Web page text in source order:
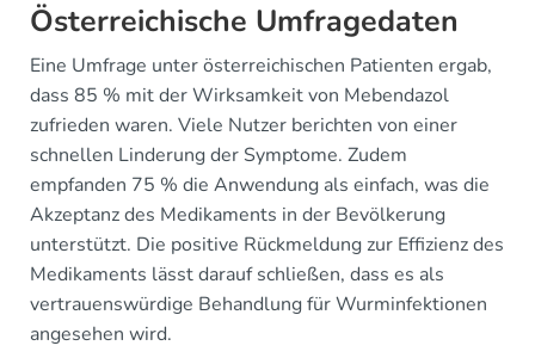
Österreichische Umfragedaten
Eine Umfrage unter österreichischen Patienten ergab,
dass 85 % mit der Wirksamkeit von Mebendazol
zufrieden waren. Viele Nutzer berichten von einer
schnellen Linderung der Symptome. Zudem
empfanden 75 % die Anwendung als einfach, was die
Akzeptanz des Medikaments in der Bevölkerung
unterstützt. Die positive Rückmeldung zur Effizienz des
Medikaments lässt darauf schließen, dass es als
vertrauenswürdige Behandlung für Wurminfektionen
angesehen wird.